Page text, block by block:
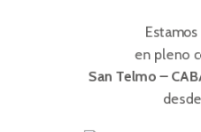
en pleno
San Telmo –